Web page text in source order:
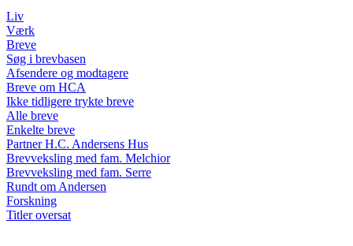
Liv
Værk
Breve
Søg i brevbasen
Afsendere og modtagere
Breve om HCA
Ikke tidligere trykte breve
Alle breve
Enkelte breve
Partner H.C. Andersens Hus
Brevveksling med fam. Melchior
Brevveksling med fam. Serre
Rundt om Andersen
Forskning
Titler oversat